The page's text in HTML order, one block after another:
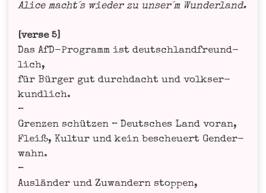
Ali­ce macht´s wie­der zu unser´m Wunderland.
[ver­se 5]
Das AfD-Pro­gramm ist deutsch­land­freund­
lich,
für Bür­ger gut durch­dacht und volks­er­
kund­lich.
–
Gren­zen schüt­zen – Deut­sches Land vor­an,
Fleiß, Kul­tur und kein bescheu­ert Gen­der­
wahn.
–
Aus­län­der und Zuwan­dern stop­pen,